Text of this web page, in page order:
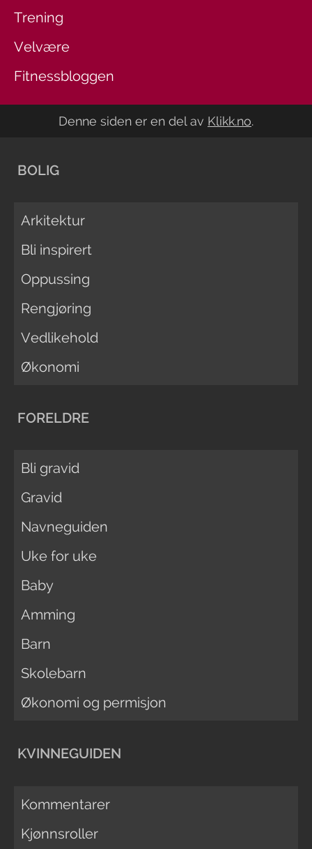
Trening
Velvære
Fitnessbloggen
Denne siden er en del av Klikk.no.
BOLIG
Arkitektur
Bli inspirert
Oppussing
Rengjøring
Vedlikehold
Økonomi
FORELDRE
Bli gravid
Gravid
Navneguiden
Uke for uke
Baby
Amming
Barn
Skolebarn
Økonomi og permisjon
KVINNEGUIDEN
Kommentarer
Kjønnsroller